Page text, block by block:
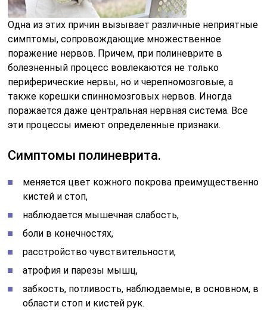
Одна из этих причин вызывает различные неприятные
симптомы, сопровождающие множественное
поражение нервов. Причем, при полиневрите в
болезненный процесс вовлекаются не только
периферические нервы, но и черепномозговые, а
также корешки спинномозговых нервов. Иногда
поражается даже центральная нервная система. Все
эти процессы имеют определенные признаки.
Симптомы полиневрита.
меняется цвет кожного покрова преимущественно
кистей и стоп,
наблюдается мышечная слабость,
боли в конечностях,
расстройство чувствительности,
атрофия и парезы мышц,
забкость, потливость, наблюдаемые, в основном, в
области стоп и кистей рук.